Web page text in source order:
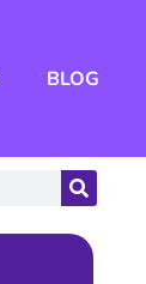
BLOG